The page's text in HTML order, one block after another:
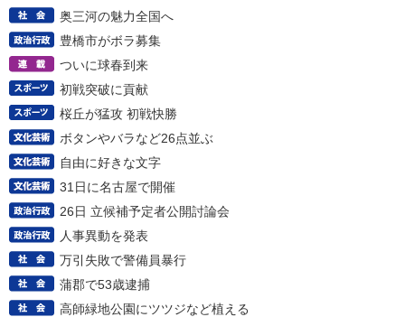
奥三河の魅力全国へ
豊橋市がボラ募集
ついに球春到来
初戦突破に貢献
桜丘が猛攻 初戦快勝
ボタンやバラなど26点並ぶ
自由に好きな文字
31日に名古屋で開催
26日 立候補予定者公開討論会
人事異動を発表
万引失敗で警備員暴行
蒲郡で53歳逮捕
高師緑地公園にツツジなど植える